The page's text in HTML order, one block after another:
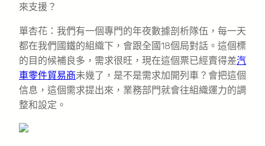
來支援？
單杏花：我們有一個專門的年夜數據剖析隊伍，每一天
都在我們國鐵的組織下，會跟全國18個局對話。這個標
的目的候補良多，需求很旺，現在這個票已經賣得差汽
車零件貿易商未幾了，是不是需求加開列車？會把這個
信息，這個需求提出來，業務部門就會往組織運力的調
整和設定。